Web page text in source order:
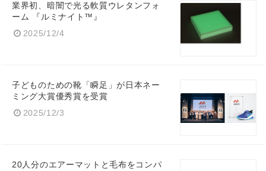
業界初、暗闇で光る軟質ウレタンフォ
ーム 『ルミナイト™』
2025/12/4
子どものための靴「瞬足」が日本ネー
ミング大賞優秀賞を受賞
2025/12/3
20人分のエアーマットと毛布をコンパ